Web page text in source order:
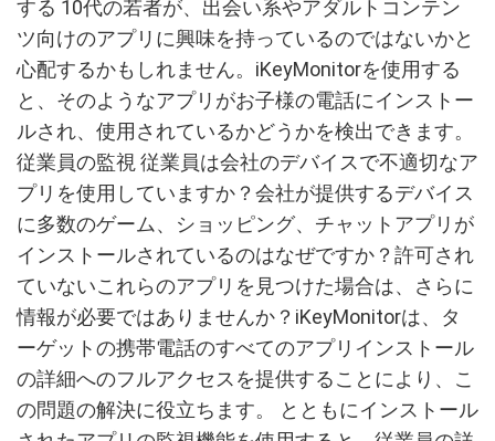
する 10代の若者が、出会い系やアダルトコンテン
ツ向けのアプリに興味を持っているのではないかと
心配するかもしれません。iKeyMonitorを使用する
と、そのようなアプリがお子様の電話にインストー
ルされ、使用されているかどうかを検出できます。
従業員の監視 従業員は会社のデバイスで不適切なア
プリを使用していますか？会社が提供するデバイス
に多数のゲーム、ショッピング、チャットアプリが
インストールされているのはなぜですか？許可され
ていないこれらのアプリを見つけた場合は、さらに
情報が必要ではありませんか？iKeyMonitorは、タ
ーゲットの携帯電話のすべてのアプリインストール
の詳細へのフルアクセスを提供することにより、こ
の問題の解決に役立ちます。 とともにインストール